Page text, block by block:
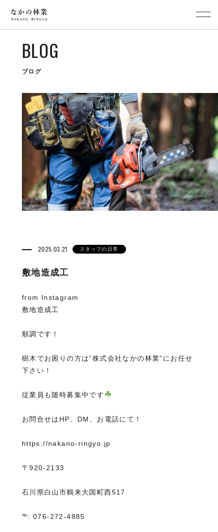
BLOG
ブログ
2025.03.21 スタッフの日常
敷地造成工
from Instagram
敷地造成工
順調です！
樹木でお困りの方は”株式会社なかの林業”にお任せ
下さい！
従業員も随時募集中です
お問合せはHP、DM、お電話にて！
https://nakano-ringyo.jp⁡
〒920-2133
石川県白山市鶴来大国町西517
℡: 076-272-4885